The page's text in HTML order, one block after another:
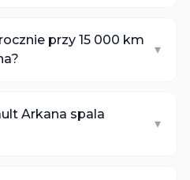
przy 15 000 km
▾
Arkana spala
▾